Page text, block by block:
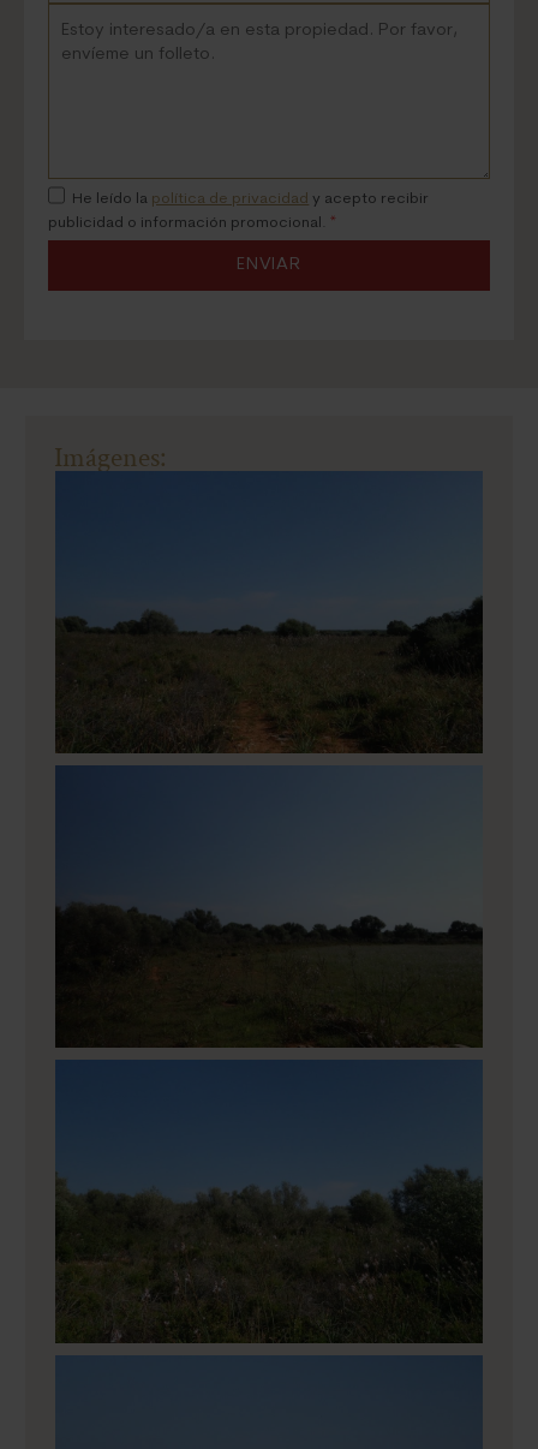
He leído la política de privacidad y acepto recibir
publicidad o información promocional. *
ENVIAR
Imágenes: